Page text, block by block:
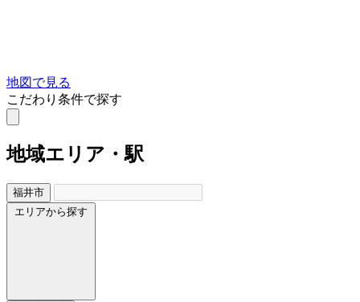
地図で見る
こだわり条件で探す
地域エリア・駅
福井市
エリアから探す